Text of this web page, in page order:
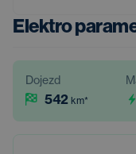
Elektro
Dojezd
542 km*